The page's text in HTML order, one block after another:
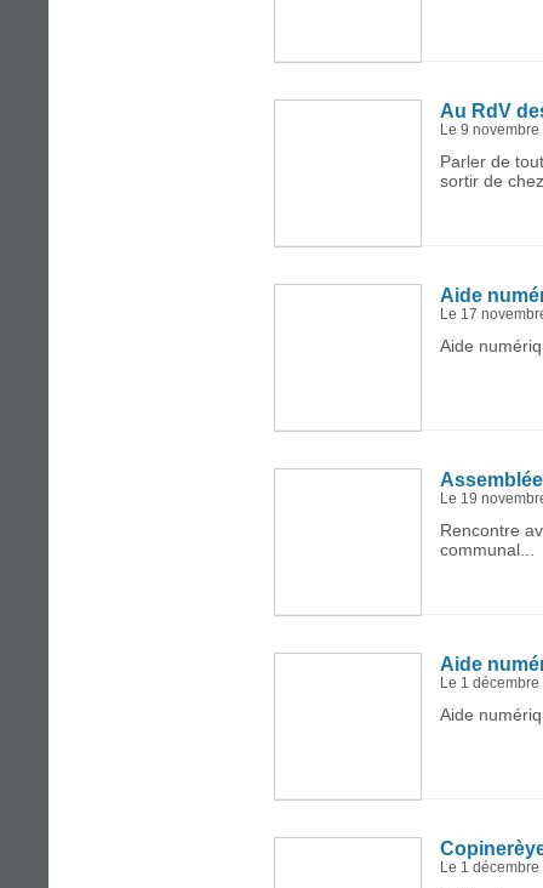
Au RdV
Le 9
Parler de
sortir de
Aide
Le 17
Aide
Le 19
Rencontre
communal...
Aide
Le 1
Aide
Le 1